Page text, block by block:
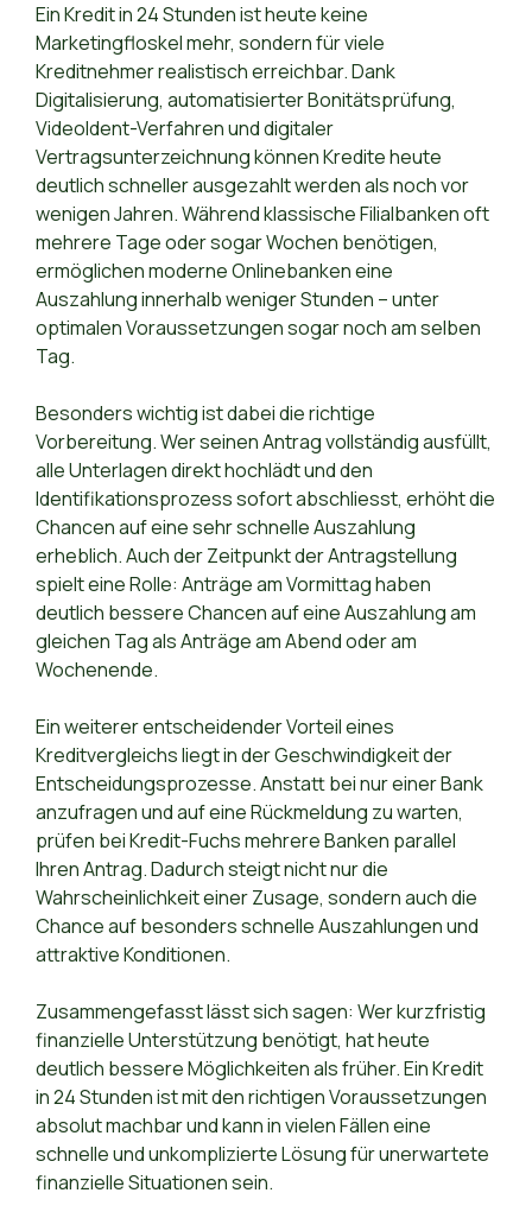
Ein Kredit in 24 Stunden ist heute keine
Marketingfloskel mehr, sondern für viele
Kreditnehmer realistisch erreichbar. Dank
Digitalisierung, automatisierter Bonitätsprüfung,
VideoIdent-Verfahren und digitaler
Vertragsunterzeichnung können Kredite heute
deutlich schneller ausgezahlt werden als noch vor
wenigen Jahren. Während klassische Filialbanken oft
mehrere Tage oder sogar Wochen benötigen,
ermöglichen moderne Onlinebanken eine
Auszahlung innerhalb weniger Stunden – unter
optimalen Voraussetzungen sogar noch am selben
Tag.
Besonders wichtig ist dabei die richtige
Vorbereitung. Wer seinen Antrag vollständig ausfüllt,
alle Unterlagen direkt hochlädt und den
Identifikationsprozess sofort abschliesst, erhöht die
Chancen auf eine sehr schnelle Auszahlung
erheblich. Auch der Zeitpunkt der Antragstellung
spielt eine Rolle: Anträge am Vormittag haben
deutlich bessere Chancen auf eine Auszahlung am
gleichen Tag als Anträge am Abend oder am
Wochenende.
Ein weiterer entscheidender Vorteil eines
Kreditvergleichs liegt in der Geschwindigkeit der
Entscheidungsprozesse. Anstatt bei nur einer Bank
anzufragen und auf eine Rückmeldung zu warten,
prüfen bei Kredit-Fuchs mehrere Banken parallel
Ihren Antrag. Dadurch steigt nicht nur die
Wahrscheinlichkeit einer Zusage, sondern auch die
Chance auf besonders schnelle Auszahlungen und
attraktive Konditionen.
Zusammengefasst lässt sich sagen: Wer kurzfristig
finanzielle Unterstützung benötigt, hat heute
deutlich bessere Möglichkeiten als früher. Ein Kredit
in 24 Stunden ist mit den richtigen Voraussetzungen
absolut machbar und kann in vielen Fällen eine
schnelle und unkomplizierte Lösung für unerwartete
finanzielle Situationen sein.